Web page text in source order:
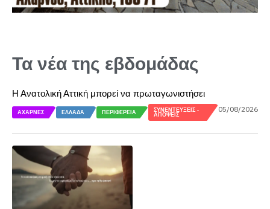
Τα νέα της εβδομάδας
Η Ανατολική Αττική μπορεί να πρωταγωνιστήσει
ΑΧΑΡΝΈΣ ΕΛΛΆΔΑ ΠΕΡΙΦΈΡΕΙΑ
ΣΥΝΕΝΤΕΎΞΕΙΣ -
ΑΠΌΨΕΙΣ
05/08/2026